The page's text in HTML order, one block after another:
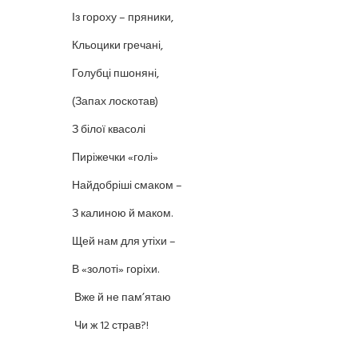
Із гороху – пряники,
Кльоцики гречані,
Голубці пшоняні,
(Запах лоскотав)
З білої квасолі
Пиріжечки «голі»
Найдобріші смаком –
З калиною й маком.
Щей нам для утіхи –
В «золоті» горіхи.
Вже й не пам’ятаю
Чи ж 12 страв?!